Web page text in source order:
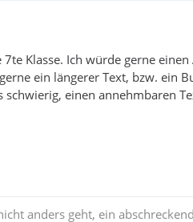
Klasse. Ich würde gerne
ein längerer Text, bzw. ein
einen annehmbaren
anders geht, ein